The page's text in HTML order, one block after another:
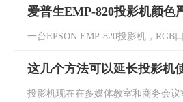
爱普生EMP-820投影机颜色
一台EPSON EMP-820投影机，
这几个方法可以延长投影机
投影机现在在多媒体教室和商务会